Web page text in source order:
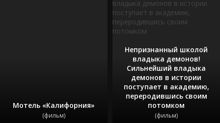
Мотель «Калифорния»
(фильм)
Непризнанный школой
владыка демонов!
Сильнейший владыка
демонов в истории
поступает в академию,
переродившись своим
потомком
(фильм)